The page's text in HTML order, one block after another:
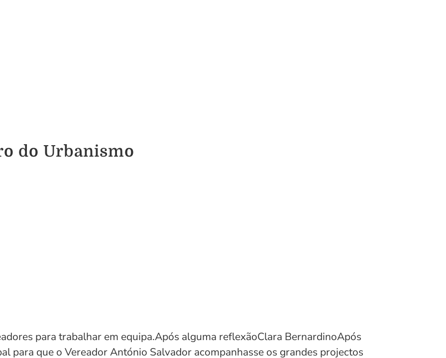
do Urbanismo
para trabalhar em equipa.Após alguma reflexãoClara BernardinoApós
para que o Vereador António Salvador acompanhasse os grandes projectos